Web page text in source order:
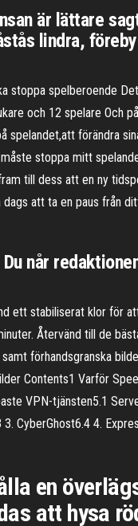
är lättare
lindra,
stoppa spelberoende
och 12 spelare Och
spelandet,att förändra
stoppa mitt
till dess att en ny
att ta en paus från
når
ett stabiliserat klor för
Återvänd till de
förhandsgranska
Contents1 Varför
VPN-tjänsten5.1
CyberGhost6.4 4.
en
att hysa